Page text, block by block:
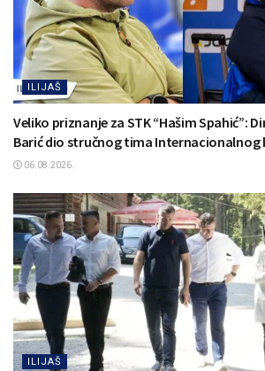
ILIJAŠ
Veliko priznanje za STK “Hašim Spahić”:
Barić dio stručnog tima Internacionalnog
06.08.2026.
ILIJAŠ